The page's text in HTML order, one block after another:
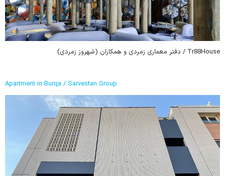
Tr88House / دفتر معماری زمردی و همکاران (شهروز زمردی)
Apartment in Burqa / Sarvestan Group